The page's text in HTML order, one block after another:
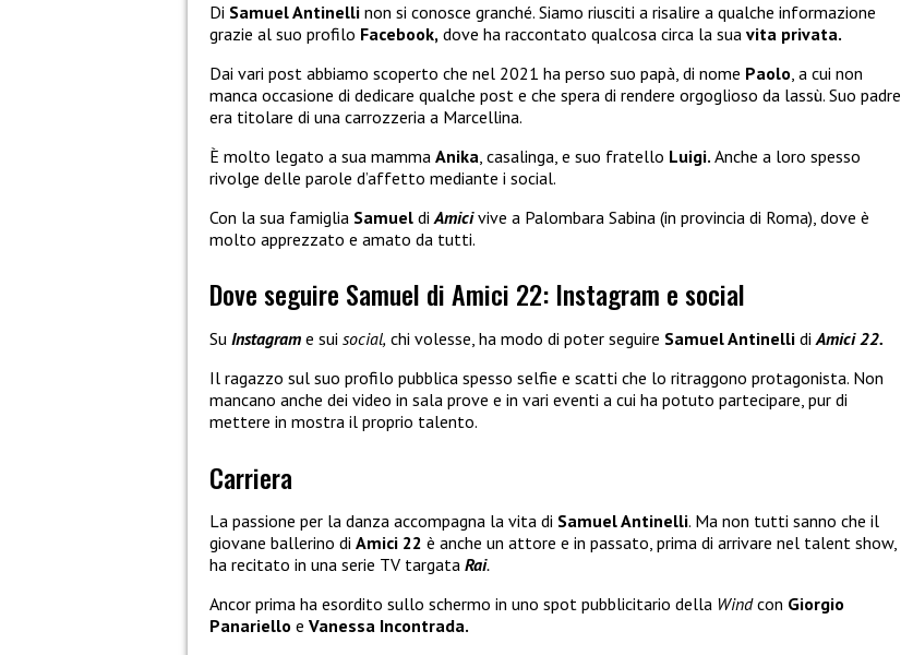
Di Samuel Antinelli non si conosce granché. Siamo riusciti a risalire a qualche informazione
grazie al suo profilo Facebook, dove ha raccontato qualcosa circa la sua vita privata.
Dai vari post abbiamo scoperto che nel 2021 ha perso suo papà, di nome Paolo, a cui non
manca occasione di dedicare qualche post e che spera di rendere orgoglioso da lassù. Suo padre
era titolare di una carrozzeria a Marcellina.
È molto legato a sua mamma Anika, casalinga, e suo fratello Luigi. Anche a loro spesso
rivolge delle parole d’affetto mediante i social.
Con la sua famiglia Samuel diAmicivive a Palombara Sabina (in provincia di Roma), dove è
molto apprezzato e amato da tutti.
Dove seguire Samuel di Amici 22: Instagram e social
Su Instagram e sui social, chi volesse, ha modo di poter seguire Samuel Antinelli diAmici 22.
Il ragazzo sul suo profilo pubblica spesso selfie e scatti che lo ritraggono protagonista. Non
mancano anche dei video in sala prove e in vari eventi a cui ha potuto partecipare, pur di
mettere in mostra il proprio talento.
Carriera
La passione per la danza accompagna la vita di Samuel Antinelli. Ma non tutti sanno che il
giovane ballerino di Amici 22 è anche un attore e in passato, prima di arrivare nel talent show,
ha recitato in una serie TV targata Rai.
Ancor prima ha esordito sullo schermo in uno spot pubblicitario della Windcon Giorgio
Panariello e Vanessa Incontrada.